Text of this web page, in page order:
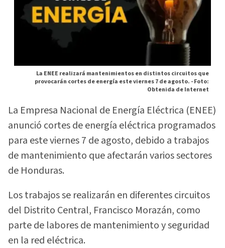
La ENEE realizará mantenimientos en distintos circuitos que
provocarán cortes de energía este viernes 7 de agosto. -Foto:
Obtenida de Internet
La Empresa Nacional de Energía Eléctrica (ENEE)
anunció cortes de energía eléctrica programados
para este viernes 7 de agosto, debido a trabajos
de mantenimiento que afectarán varios sectores
de Honduras.
Los trabajos se realizarán en diferentes circuitos
del Distrito Central, Francisco Morazán, como
parte de labores de mantenimiento y seguridad
en la red eléctrica.